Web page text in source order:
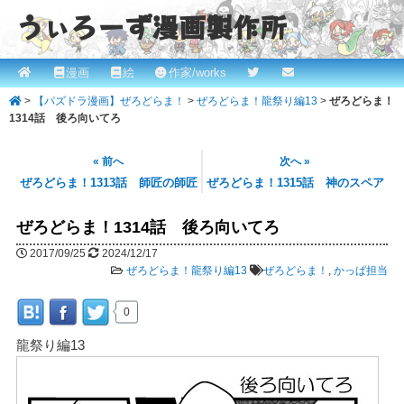
うぃろーず漫画製作所
ROBINとかっぱの漫画スタジオ！ willows.online
メ
イ
ン
メ
イ
コ
テ
ツ
へ
漫画 絵 作家/works
> 【パズドラ漫画】ぜろどらま！ > ぜろどらま！龍祭り編13 > ぜろどらま！
1314話 後ろ向いてろ
« 前へ
ぜろどらま！1313話 師匠の師匠
次へ »
ぜろどらま！1315話 神のスペア
ぜろどらま！1314話 後ろ向いてろ
2017/09/25
2024/12/17
ぜろどらま！龍祭り編13
ぜろどらま！ ,かっぱ担当
0
龍祭り編13